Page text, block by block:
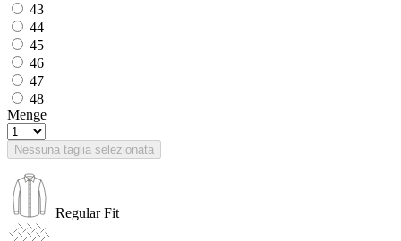
43
44
45
46
47
48
Menge
Nessuna taglia selezionata
Regular Fit